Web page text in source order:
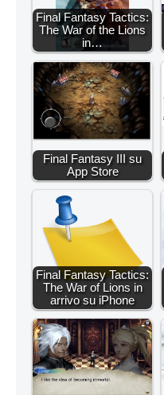
Final Fantasy Tactics:
The War of the Lions
in…
Final Fantasy III su
App Store
Final Fantasy Tactics:
The War of Lions in
arrivo su iPhone